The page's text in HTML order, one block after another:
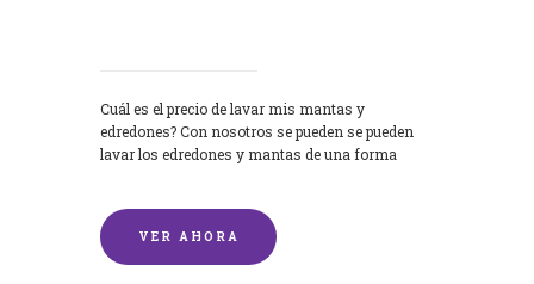
Cuál es el precio de lavar mis mantas y
edredones? Con nosotros se pueden se pueden
lavar los edredones y mantas de una forma
VER AHORA